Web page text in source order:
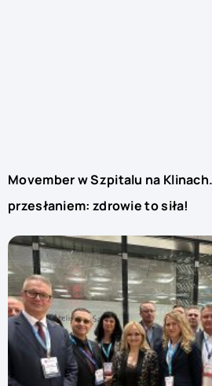
Movember w Szpitalu na
przesłaniem: zdrowie to siła!